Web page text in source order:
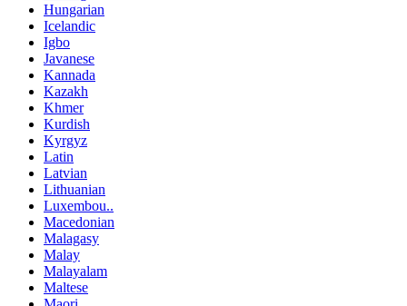
Hungarian
Icelandic
Igbo
Javanese
Kannada
Kazakh
Khmer
Kurdish
Kyrgyz
Latin
Latvian
Lithuanian
Luxembou..
Macedonian
Malagasy
Malay
Malayalam
Maltese